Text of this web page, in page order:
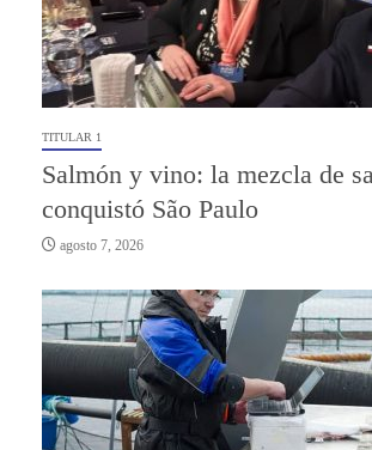
TITULAR 1
Salmón y vino: la mezcla de
conquistó São Paulo
agosto 7, 2026